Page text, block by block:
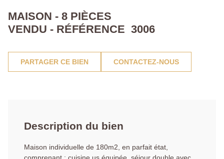
MAISON - 8 PIÈCES
VENDU - RÉFÉRENCE 3006
PARTAGER CE BIEN CONTACTEZ-NOUS
Description du bien
Maison individuelle de 180m2, en parfait état,